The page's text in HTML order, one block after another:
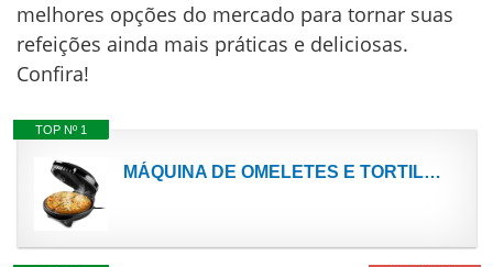
melhores opções do mercado para tornar suas
refeições ainda mais práticas e deliciosas.
Confira!
TOP Nº 1
MÁQUINA DE OMELETES E TORTILHAS ELÉTRICA MULTI - 220V-850W